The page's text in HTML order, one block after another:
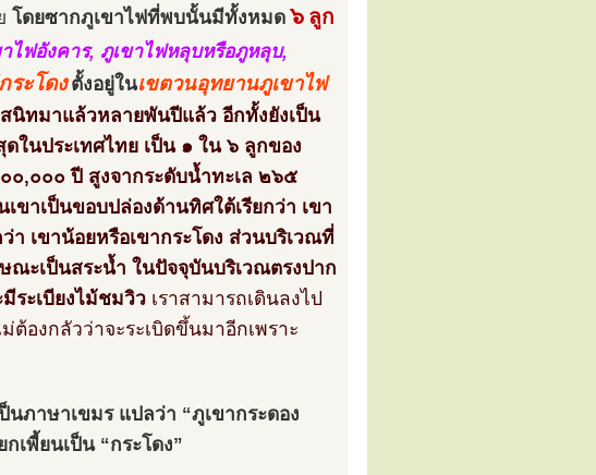
โดยซากภูเขาไฟที่พบนั้นมีทั้งหมด ๖ ลูก
ไฟอังคาร, ภูเขาไฟหลุบหรือภูหลุบ,
ระโดง ตั้งอยู่ในเขตวนอุทยานภูเขาไฟ
นิทมาแล้วหลายพันปีแล้ว อีกทั้งยังเป็น
นประเทศไทย เป็น ๑ ใน ๖ ลูกของ
,๐๐๐ ปี สูงจากระดับน้ำทะเล ๒๖๕
ขาเป็นขอบปล่องด้านทิศใต้เรียกว่า เขา
เขาน้อยหรือเขากระโดง ส่วนบริเวณที่
ะเป็นสระน้ำ ในปัจจุบันบริเวณตรงปาก
ระเบียงไม้ชมวิว เราสามารถเดินลงไป
องกลัวว่าจะระเบิดขึ้นมาอีกเพราะ
นภาษาเขมร แปลว่า “ภูเขากระดอง
เพี้ยนเป็น “กระโดง”